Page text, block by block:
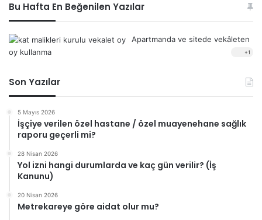
Bu Hafta En Beğenilen Yazılar
Apartmanda ve sitede vekâleten
oy kullanma
+1
Son Yazılar
5 Mayıs 2026
İşçiye verilen özel hastane / özel muayenehane sağlık
raporu geçerli mi?
28 Nisan 2026
Yol izni hangi durumlarda ve kaç gün verilir? (İş
Kanunu)
20 Nisan 2026
Metrekareye göre aidat olur mu?